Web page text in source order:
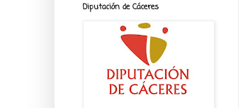
Diputación de Cáceres